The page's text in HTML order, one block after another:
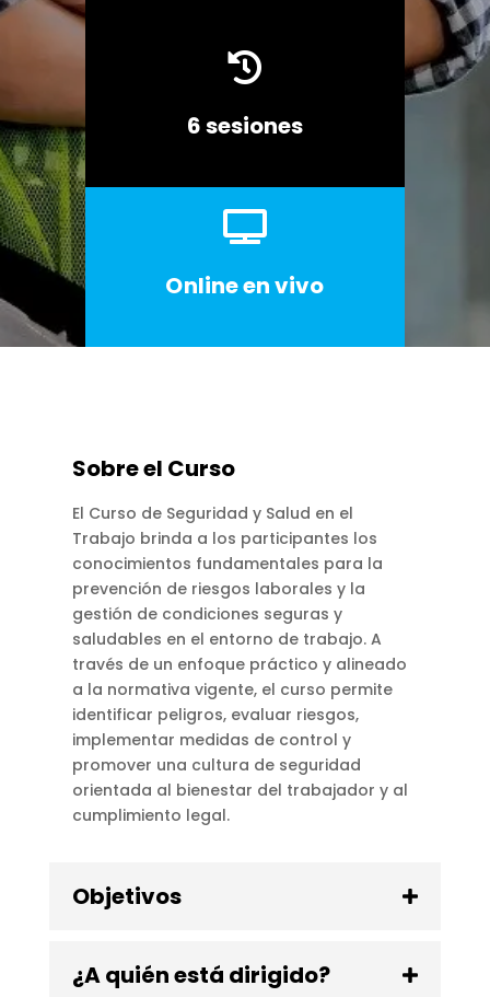

6 sesiones

Online en vivo
Sobre el Curso
El Curso de Seguridad y Salud en el
Trabajo brinda a los participantes los
conocimientos fundamentales para la
prevención de riesgos laborales y la
gestión de condiciones seguras y
saludables en el entorno de trabajo. A
través de un enfoque práctico y alineado
a la normativa vigente, el curso permite
identificar peligros, evaluar riesgos,
implementar medidas de control y
promover una cultura de seguridad
orientada al bienestar del trabajador y al
cumplimiento legal.
Objetivos
¿A quién está dirigido?